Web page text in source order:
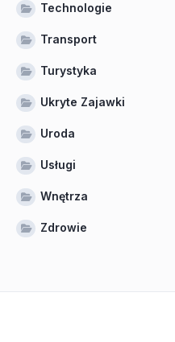
Technologie
Transport
Turystyka
Ukryte Zajawki
Uroda
Usługi
Wnętrza
Zdrowie